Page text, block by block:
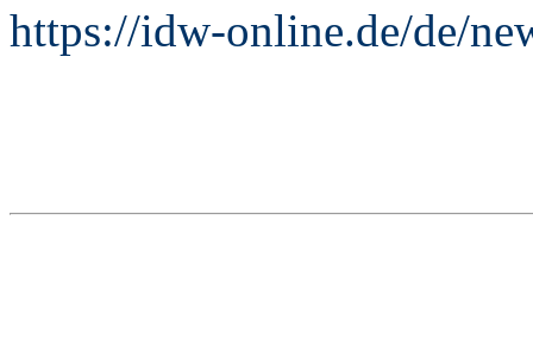
https://idw-online.de/de/